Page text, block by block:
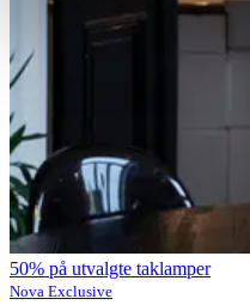
50% på utvalgte taklamper
Nova Exclusive